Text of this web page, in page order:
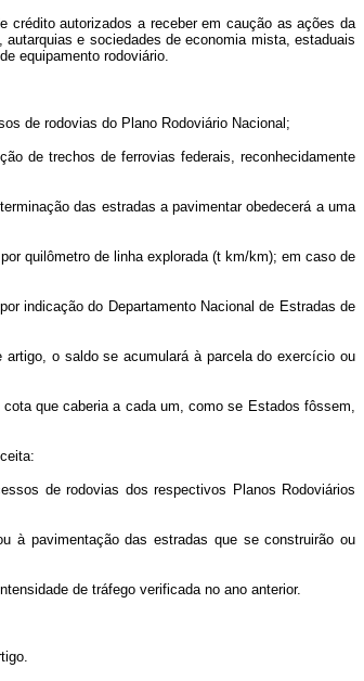
crédito autorizados a receber em caução as ações da
e sociedades de economia mista, estaduais
equipamento rodoviário.
de rodovias do Plano Rodoviário Nacional;
de trechos de ferrovias federais, reconhecidamente
das estradas a pavimentar obedecerá a uma
quilômetro de linha explorada (t km/km); em caso de
indicação do Departamento Nacional de Estradas de
artigo, o saldo se acumulará à parcela do exercício ou
que caberia a cada um, como se Estados fôssem,
de rodovias dos respectivos Planos Rodoviários
à pavimentação das estradas que se construirão ou
de tráfego verificada no ano anterior.